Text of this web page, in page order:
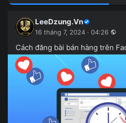
LeeDzung.Vn
16 tháng 7, 2024 · 04:26
Cách đăng bài bán hàng trên